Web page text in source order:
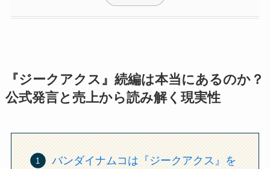
『ジークアクス』続編は本当にあるのか？
公式発言と売上から読み解く現実性
バンダイナムコは『ジークアクス』を